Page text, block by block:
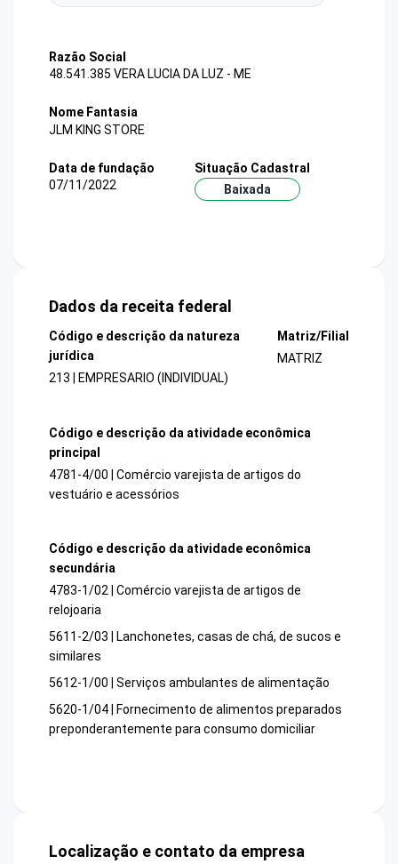
Razão Social
48.541.385 VERA LUCIA DA LUZ - ME
Nome Fantasia
JLM KING STORE
Data de fundação
07/11/2022
Situação Cadastral
Baixada
Dados da receita federal
Código e descrição da natureza
jurídica
213 | EMPRESARIO (INDIVIDUAL)
Matriz/Filial
MATRIZ
Código e descrição da atividade econômica
principal
4781-4/00 | Comércio varejista de artigos do
vestuário e acessórios
Código e descrição da atividade econômica
secundária
4783-1/02 | Comércio varejista de artigos de
relojoaria
5611-2/03 | Lanchonetes, casas de chá, de sucos e
similares
5612-1/00 | Serviços ambulantes de alimentação
5620-1/04 | Fornecimento de alimentos preparados
preponderantemente para consumo domiciliar
Localização e contato da empresa